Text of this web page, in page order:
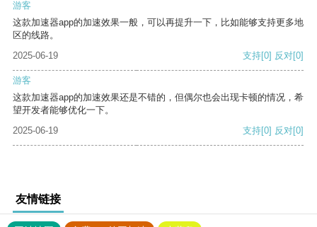
游客
这款加速器app的加速效果一般，可以再提升一下，比如能够支持更多地
区的线路。
2025-06-19
支持[0] 反对[0]
游客
这款加速器app的加速效果还是不错的，但偶尔也会出现卡顿的情况，希
望开发者能够优化一下。
2025-06-19
支持[0] 反对[0]
友情链接